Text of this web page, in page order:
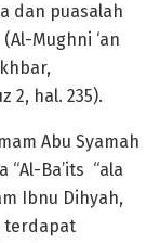
dan puasalah
Mughni ‘an
2, hal. 235).
Abu Syamah
“Al-Ba’its “ala
Ibnu Dihyah,
terdapat